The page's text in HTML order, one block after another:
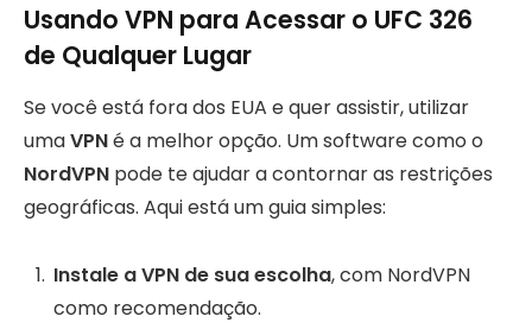
Usando VPN para Acessar o UFC 326
de Qualquer Lugar
Se você está fora dos EUA e quer assistir, utilizar
umaVPNé a melhor opção. Um software como o
NordVPN pode te ajudar a contornar as restrições
geográficas. Aqui está um guia simples:
Instale a VPN de sua escolha, com NordVPN
como recomendação.